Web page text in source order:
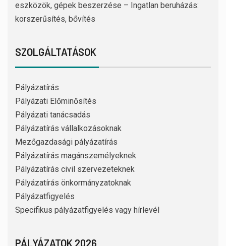
eszközök, gépek beszerzése – Ingatlan beruházás:
korszerűsítés, bővítés
SZOLGÁLTATÁSOK
Pályázatírás
Pályázati Előminősítés
Pályázati tanácsadás
Pályázatírás vállalkozásoknak
Mezőgazdasági pályázatírás
Pályázatírás magánszemélyeknek
Pályázatírás civil szervezeteknek
Pályázatírás önkormányzatoknak
Pályázatfigyelés
Specifikus pályázatfigyelés vagy hírlevél
PÁLYÁZATOK 2026